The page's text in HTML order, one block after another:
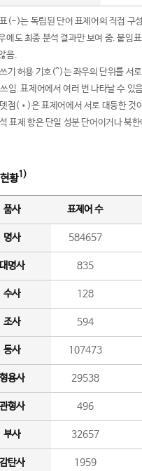
(-)는 독립된 단어 표제어의 직접 구
에도 최종 분석 결과만 보여 줌. 붙임
음.
기 허용 기호(^)는 좌우의 단위를 서
임. 표제어에서 여러 번 나타날 수 있
점(•)은 표제어에서 서로 대등한 것
표제 항은 단일 성분 단어이거나 북
황1)
품사 표제어 수
명사 584657
명사 835
수사 128
조사 594
동사 107473
용사 29538
형사 496
부사 32657
탄사 1959